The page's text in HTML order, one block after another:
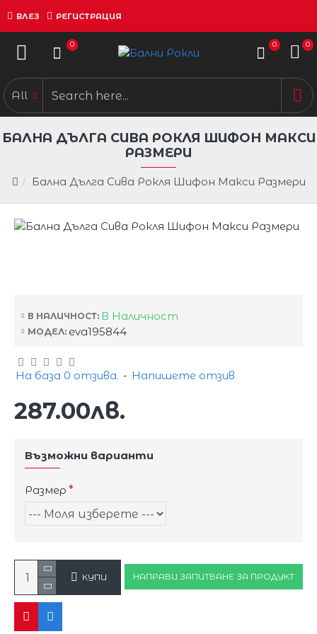
ВЛЕЗ РЕГИСТРАЦИЯ
0 0 0
All
Бална Дълга Сива Рокля Шифон Макси Размери
БАЛНА ДЪЛГА СИВА РОКЛЯ ШИФОН МАКСИ
РАЗМЕРИ
В НАЛИЧНОСТ: В Наличност
МОДЕЛ: eva195844
На база 0 отзива. - Напишете отзив
287.00лв.
Възможни варианти
Размер
КУПИ НАПРАВИ ЗАПИТВАНЕ ЗА ПРОДУКТ